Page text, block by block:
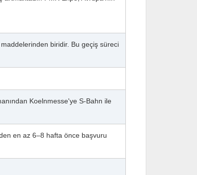
biridir. Bu geçiş süreci
Koelnmesse'ye S-Bahn ile
en az 6–8 hafta önce başvuru